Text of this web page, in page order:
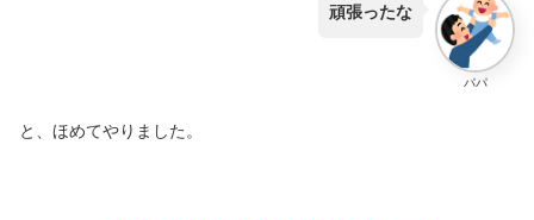
パパ
頑張ったな
と、ほめてやりました。